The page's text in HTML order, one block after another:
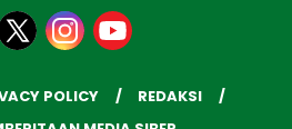
POLICY
REDAKSI